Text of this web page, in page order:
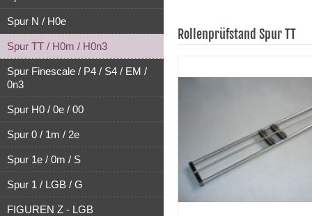
Spur N / H0e
Spur TT / H0m / H0n3
Spur Finescale / P4 / S4 / EM /
0n3
Spur H0 / 0e / 00
Spur 0 / 1m / 2e
Spur 1e / 0m / S
Spur 1 / LGB / G
FIGUREN Z - LGB
Rollenprüfstand Spur TT